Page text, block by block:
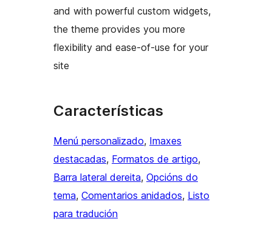
and with powerful custom widgets,
the theme provides you more
flexibility and ease-of-use for your
site
Características
Menú personalizado, Imaxes
destacadas, Formatos de artigo
Barra lateral dereita, Opcións do
tema, Comentarios anidados, Listo
para tradución